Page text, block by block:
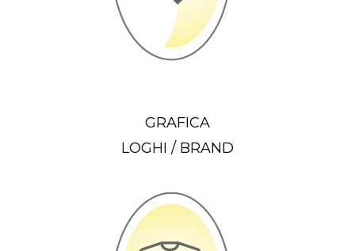
GRAFICA
LOGHI / BRAND